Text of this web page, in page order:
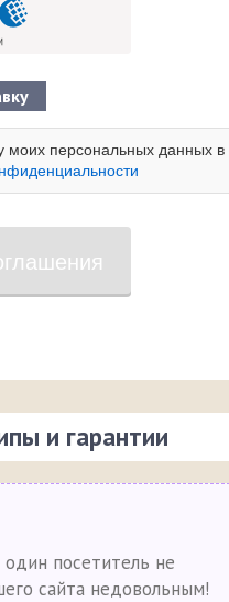
моих персональных данных в
и гарантии
посетитель не
сайта недовольным!